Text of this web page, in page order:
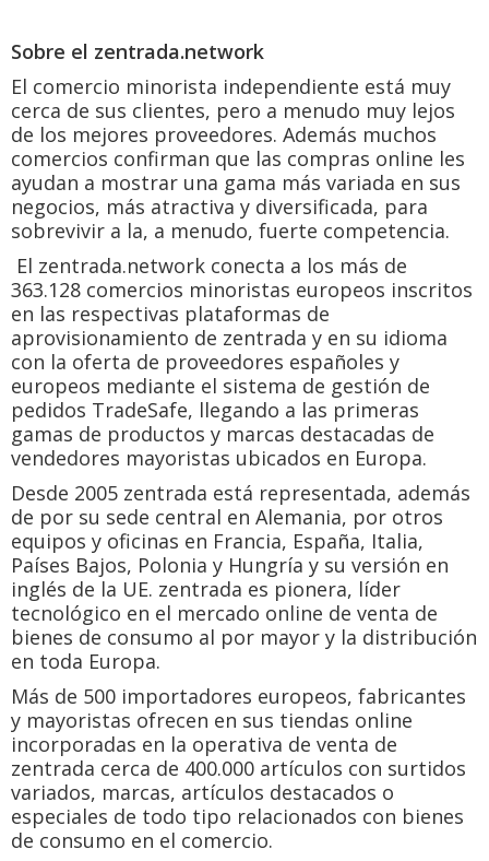
Sobre el zentrada.network
El comercio minorista independiente está muy
cerca de sus clientes, pero a menudo muy lejos
de los mejores proveedores. Además muchos
comercios confirman que las compras online les
ayudan a mostrar una gama más variada en sus
negocios, más atractiva y diversificada, para
sobrevivir a la, a menudo, fuerte competencia.
El zentrada.network conecta a los más de
363.128 comercios minoristas europeos inscritos
en las respectivas plataformas de
aprovisionamiento de zentrada y en su idioma
con la oferta de proveedores españoles y
europeos mediante el sistema de gestión de
pedidos TradeSafe, llegando a las primeras
gamas de productos y marcas destacadas de
vendedores mayoristas ubicados en Europa.
Desde 2005 zentrada está representada, además
de por su sede central en Alemania, por otros
equipos y oficinas en Francia, España, Italia,
Países Bajos, Polonia y Hungría y su versión en
inglés de la UE. zentrada es pionera, líder
tecnológico en el mercado online de venta de
bienes de consumo al por mayor y la distribución
en toda Europa.
Más de 500 importadores europeos, fabricantes
y mayoristas ofrecen en sus tiendas online
incorporadas en la operativa de venta de
zentrada cerca de 400.000 artículos con surtidos
variados, marcas, artículos destacados o
especiales de todo tipo relacionados con bienes
de consumo en el comercio.